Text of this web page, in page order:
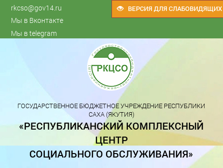
ВЕРСИЯ ДЛЯ СЛАБОВИДЯЩИХ
rkcso@gov14.ru
Мы в Вконтакте
Мы в telegram
ГОСУДАРСТВЕННОЕ БЮДЖЕТНОЕ УЧРЕЖДЕНИЕ РЕСПУБЛИКИ
САХА (ЯКУТИЯ)
«РЕСПУБЛИКАНСКИЙ КОМПЛЕКСНЫЙ
ЦЕНТР
СОЦИАЛЬНОГО ОБСЛУЖИВАНИЯ»